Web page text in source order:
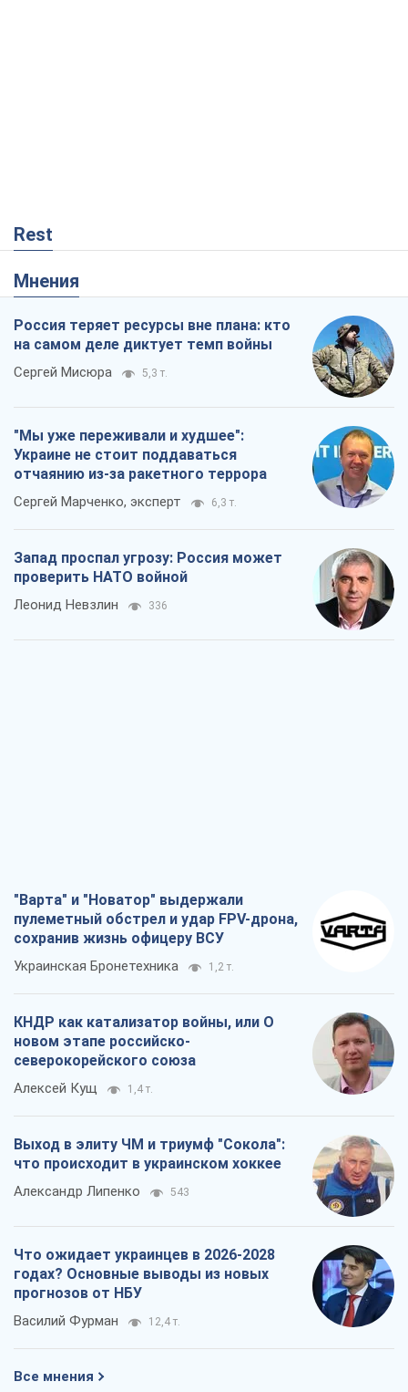
Rest
Мнения
Россия теряет ресурсы вне плана: кто
на самом деле диктует темп войны
Сергей Мисюра 5,3 т.
"Мы уже переживали и худшее":
Украине не стоит поддаваться
отчаянию из-за ракетного террора
Сергей Марченко, эксперт 6,3 т.
Запад проспал угрозу: Россия может
проверить НАТО войной
Леонид Невзлин 336
"Варта" и "Новатор" выдержали
пулеметный обстрел и удар FPV-дрона,
сохранив жизнь офицеру ВСУ
Украинская Бронетехника 1,2 т.
КНДР как катализатор войны, или О
новом этапе российско-
северокорейского союза
Алексей Кущ 1,4 т.
Выход в элиту ЧМ и триумф "Сокола":
что происходит в украинском хоккее
Александр Липенко 543
Что ожидает украинцев в 2026-2028
годах? Основные выводы из новых
прогнозов от НБУ
Василий Фурман 12,4 т.
Все мнения